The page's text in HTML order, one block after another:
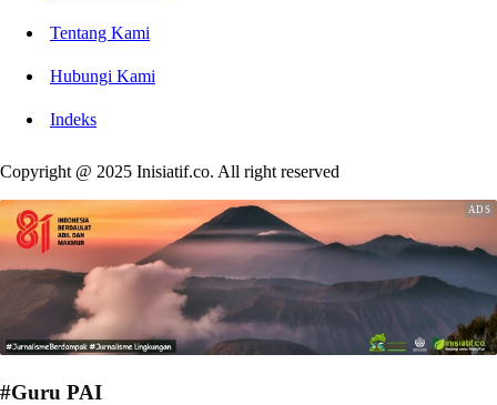
Tentang Kami
Hubungi Kami
Indeks
Copyright @ 2025 Inisiatif.co. All right reserved
#Guru PAI